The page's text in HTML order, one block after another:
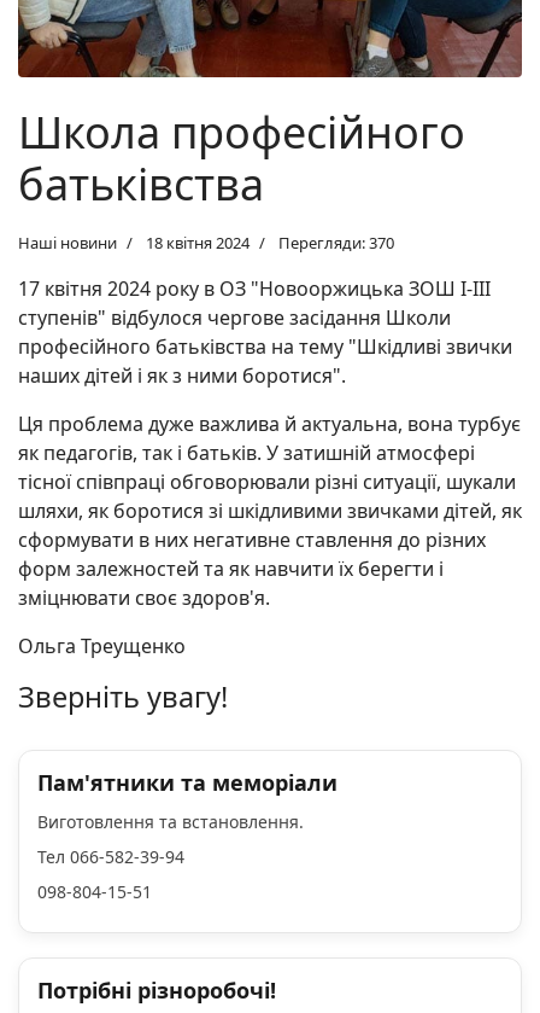
Школа професійного
батьківства
Наші новини 18 квітня 2024 Перегляди: 370
17 квітня 2024 року в ОЗ "Новооржицька ЗОШ І-ІІІ
ступенів" відбулося чергове засідання Школи
професійного батьківства на тему "Шкідливі звички
наших дітей і якз ними боротися".
Ця проблема дуже важлива й актуальна, вона турбує
як педагогів, так і батьків. У затишній атмосфері
тісної співпраці обговорювали різні ситуації, шукали
шляхи, як боротися зі шкідливими звичками дітей, як
сформувати в них негативне ставлення до різних
форм залежностей та як навчити їх берегти і
зміцнювати своє здоров'я.
Ольга Треущенко
Зверніть увагу!
Пам'ятники та меморіали
Виготовлення та встановлення.
Тел 066-582-39-94
098-804-15-51
Потрібні різноробочі!